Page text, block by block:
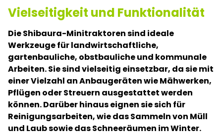
Vielseitigkeit und Funktionalität
Die Shibaura-Minitraktoren sind ideale
Werkzeuge für landwirtschaftliche,
gartenbauliche, obstbauliche und kommunale
Arbeiten. Sie sind vielseitig einsetzbar, da sie mit
einer Vielzahl an Anbaugeräten wie Mähwerken,
Pflügen oder Streuern ausgestattet werden
können. Darüber hinaus eignen sie sich für
Reinigungsarbeiten, wie das Sammeln von Müll
und Laub sowie das Schneeräumen im Winter.